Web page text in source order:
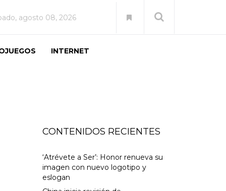
agosto 08, 2026
INTERNET
CONTENIDOS RECIENTES
‘Atrévete a Ser’: Honor renueva su
imagen con nuevo logotipo y
eslogan